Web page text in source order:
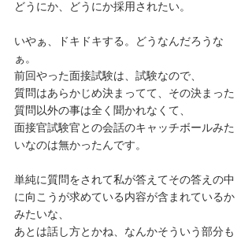
どうにか、どうにか採用されたい。
いやぁ、ドキドキする。どうなんだろうな
ぁ。
前回やった面接試験は、試験なので、
質問はあらかじめ決まってて、その決まった
質問以外の事は全く聞かれなくて、
面接官試験官との会話のキャッチボールみた
いなのは無かったんです。
単純に質問をされて私が答えてその答えの中
に向こうが求めている内容が含まれているか
みたいな、
あとは話し方とかね、なんかそういう部分も